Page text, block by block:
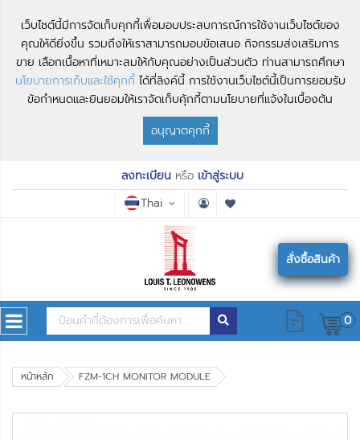
เว็บไซต์นี้มีการจัดเก็บคุกกี้เพื่อมอบประสบการณ์การใช้งานเว็บไซต์ของ
คุณให้ดียิ่งขึ้น รวมถึงให้เราสามารถมอบข้อเสนอ กิจกรรมส่งเสริมการ
ขาย เลือกเนื้อหาที่เหมาะสมให้กับคุณอย่างเป็นส่วนตัว ท่านสามารถศึกษา
นโยบายการเก็บและใช้คุกกี้ ได้ที่ลิงค์นี้ การใช้งานเว็บไซต์นี้เป็นการยอมรับ
ข้อกำหนดและยินยอมให้เราจัดเก็บคุ้กกี้ตามนโยบายที่แจ้งในเบื้องต้น
อนุญาตคุกกี้
ลงทะเบียนหรือ เข้าสู่ระบบ
Thai
สั่งซื้อสินค้า
0
หน้าหลัก FZM-1CH MONITOR MODULE